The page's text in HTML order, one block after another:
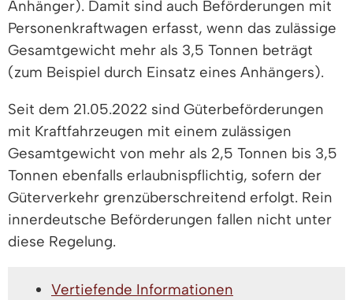
Anhänger). Damit sind auch Beförderungen mit
Personenkraftwagen erfasst, wenn das zulässige
Gesamtgewicht mehr als 3,5 Tonnen beträgt
(zum Beispiel durch Einsatz eines Anhängers).
Seit dem 21.05.2022 sind Güterbeförderungen
mit Kraftfahrzeugen mit einem zulässigen
Gesamtgewicht von mehr als 2,5 Tonnen bis 3,5
Tonnen ebenfalls erlaubnispflichtig, sofern der
Güterverkehr grenzüberschreitend erfolgt. Rein
innerdeutsche Beförderungen fallen nicht unter
diese Regelung.
Vertiefende Informationen